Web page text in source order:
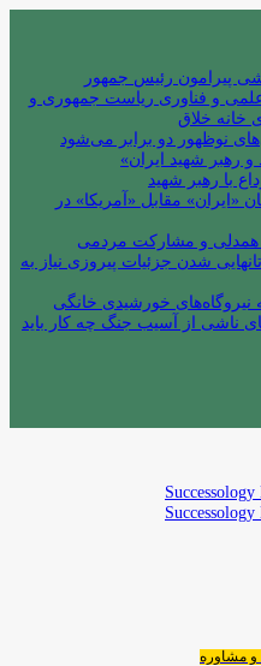
پیرامون رئیس جمهور
علمی و فناوری ریاست جمهوری و
خانه خلاق
نوظهور دو برابر می‌شود
و رهبر شهید ایران»
با رهبر شهید
نمایندگان «ایران» مقابل «آمریکا» در
همدلی و مشارکت مردمی
شدن جزئیات پیروزی نیاز به
نیروگاه‌های خورشیدی خانگی
ناشی از آسیب جنگ چه کار باید
مشاوره